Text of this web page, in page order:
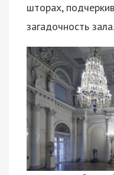
шторах,
загадочность зала.